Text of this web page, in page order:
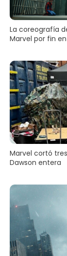
La coreografía
Marvel por fin
Marvel cortó
Dawson entera